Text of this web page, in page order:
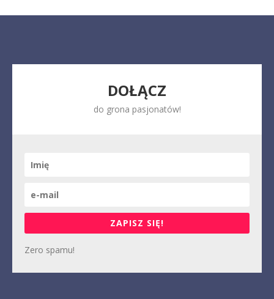
DOŁĄCZ
do grona pasjonatów!
ZAPISZ SIĘ!
Zero spamu!